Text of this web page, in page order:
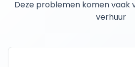
Deze problemen komen vaak
verhuur